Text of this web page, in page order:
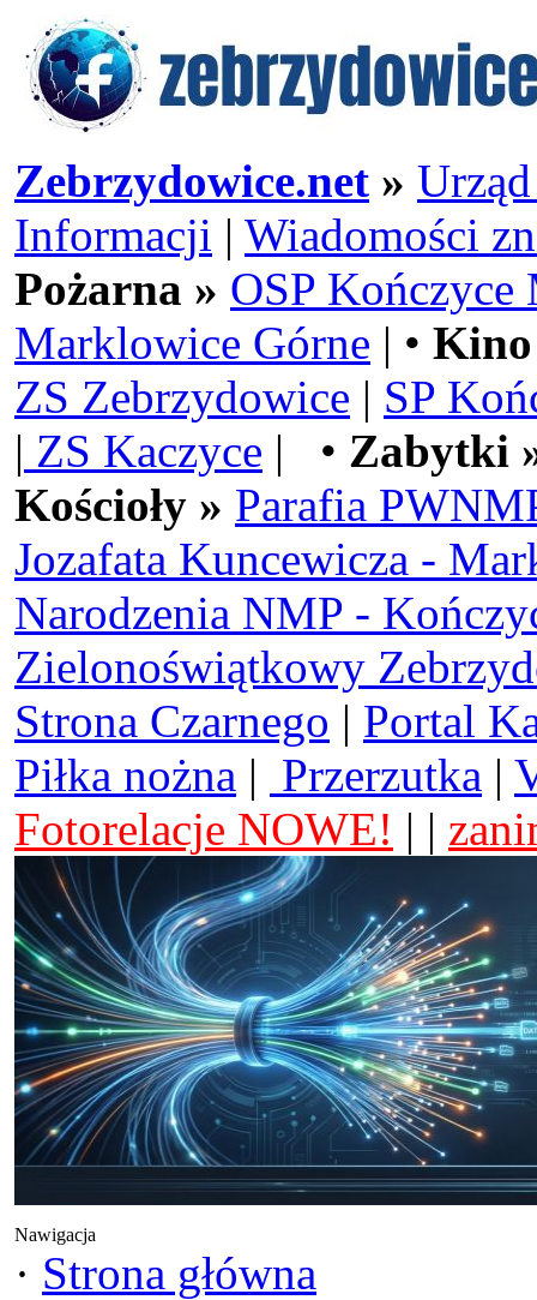
Zebrzydowice.net »
Informacji | Wiadomości
Pożarna » OSP Kończyce
Marklowice Górne | •
ZS Zebrzydowice | SP
| ZS Kaczyce | • Zabytki
Kościoły » Parafia
Jozafata Kuncewicza -
Narodzenia NMP -
Zielonoświątkowy
Strona Czarnego | Portal
Piłka nożna | Przerzutka |
Fotorelacje NOWE! | |
Nawigacja
· Strona główna